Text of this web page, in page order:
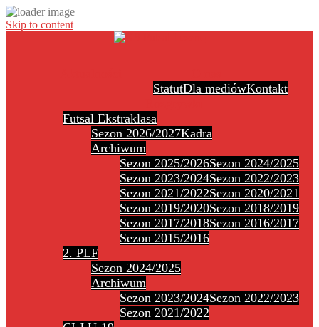
Skip to content
StatutDla mediówKontakt
Futsal Ekstraklasa
Sezon 2026/2027Kadra
Archiwum
Sezon 2025/2026Sezon 2024/2025
Sezon 2023/2024Sezon 2022/2023
Sezon 2021/2022Sezon 2020/2021
Sezon 2019/2020Sezon 2018/2019
Sezon 2017/2018Sezon 2016/2017
Sezon 2015/2016
2. PLF
Sezon 2024/2025
Archiwum
Sezon 2023/2024Sezon 2022/2023
Sezon 2021/2022